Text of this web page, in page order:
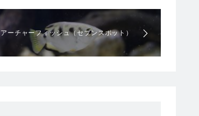
アーチャーフィッシュ（セブンスポット）